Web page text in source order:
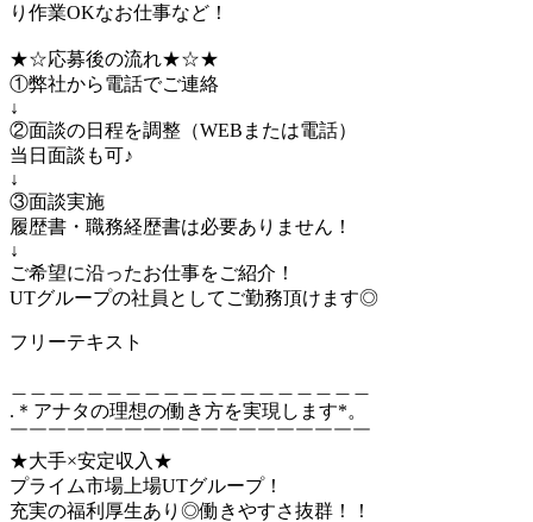
り作業OKなお仕事など！
★☆応募後の流れ★☆★
①弊社から電話でご連絡
↓
②面談の日程を調整（WEBまたは電話）
当日面談も可♪
↓
③面談実施
履歴書・職務経歴書は必要ありません！
↓
ご希望に沿ったお仕事をご紹介！
UTグループの社員としてご勤務頂けます◎
フリーテキスト
.＊アナタの理想の働き方を実現します*。
￣￣￣￣￣￣￣￣￣￣￣￣￣￣￣￣￣￣￣
★大手×安定収入★
プライム市場上場UTグループ！
充実の福利厚生あり◎働きやすさ抜群！！